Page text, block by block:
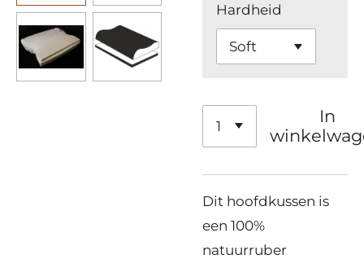
Hardheid
In
Dit hoofdkussen is
een 100%
natuurruber